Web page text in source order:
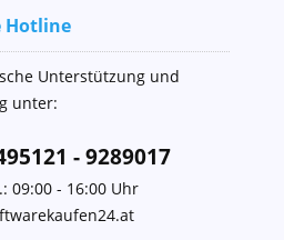
Hotline
Unterstützung und
unter:
- 9289017
09:00 - 16:00 Uhr